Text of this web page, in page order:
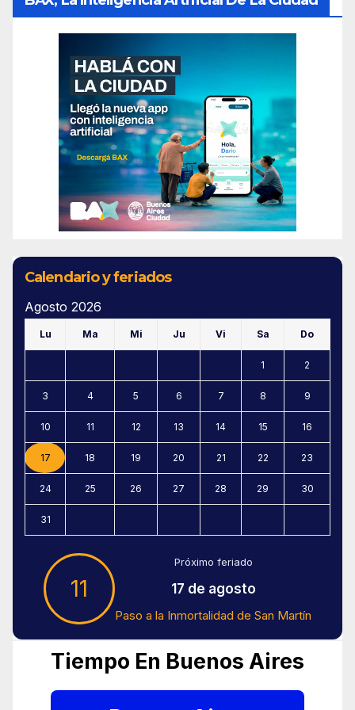
Calendario y feriados
Agosto 2026
Lu Ma Mi Ju Vi Sa Do
1 2
3 4 5 6 7 8 9
10 11 12 13 14 15 16
17 18 19 20 21 22 23
24 25 26 27 28 29 30
31
11
Próximo feriado
17 de agosto
Paso a la Inmortalidad de San Martín
Tiempo En Buenos Aires